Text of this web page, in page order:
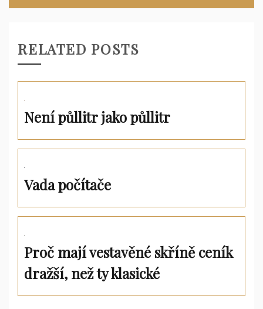
příspěvek
RELATED POSTS
Není půllitr jako půllitr
Vada počítače
Proč mají vestavěné skříně ceník
dražší, než ty klasické